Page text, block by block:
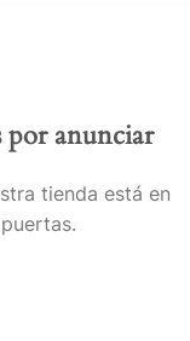
por anunciar
tienda está en